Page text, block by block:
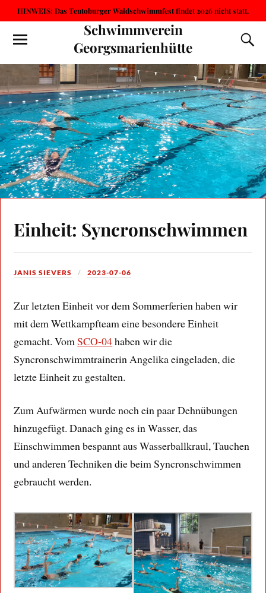
HINWEIS: Das Teutoburger Waldschwimmfest findet 2026 nicht statt.
Schwimmverein
Georgsmarienhütte
Einheit: Syncronschwimmen
JANIS SIEVERS 2023-07-06
Zur letzten Einheit vor dem Sommerferien haben wir
mit dem Wettkampfteam eine besondere Einheit
gemacht. VomSCO-04haben wir die
Syncronschwimmtrainerin Angelika eingeladen, die
letzte Einheit zu gestalten.
Zum Aufwärmen wurde noch ein paar Dehnübungen
hinzugefügt. Danach ging es in Wasser, das
Einschwimmen bespannt aus Wasserballkraul, Tauchen
und anderen Techniken die beim Syncronschwimmen
gebraucht werden.